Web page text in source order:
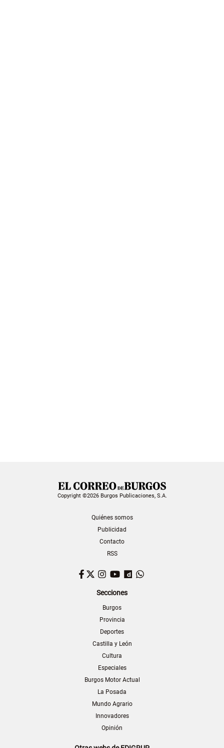
Copyright ©2026 Burgos Publicaciones, S.A.
Quiénes somos
Publicidad
Contacto
RSS
Facebook
TwitterInstagram
YouTubeDailymotion
Secciones
Burgos
Provincia
Deportes
Castilla y León
Cultura
Especiales
Burgos Motor Actual
La Posada
Mundo Agrario
Innovadores
Opinión